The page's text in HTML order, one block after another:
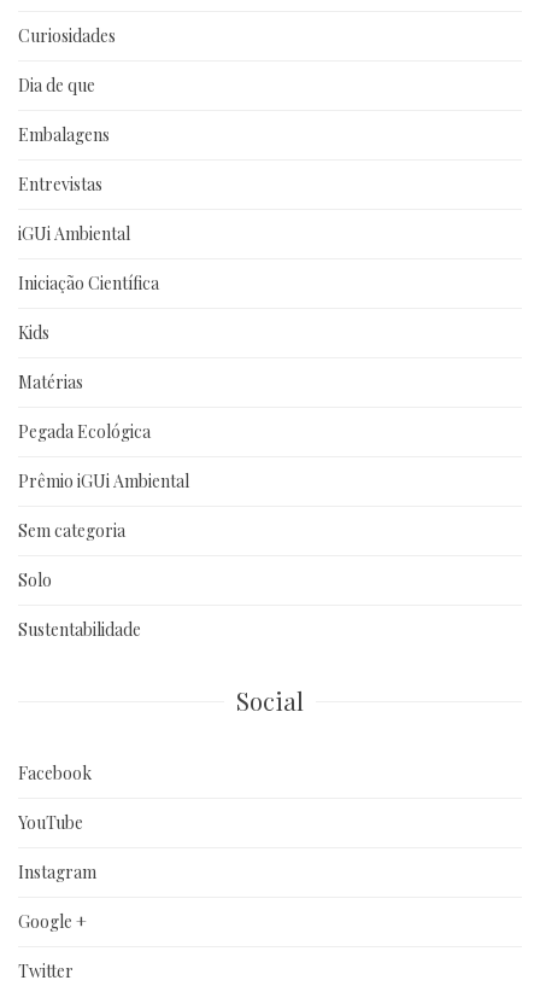
Curiosidades
Dia de que
Embalagens
Entrevistas
iGUi Ambiental
Iniciação Científica
Kids
Matérias
Pegada Ecológica
Prêmio iGUi Ambiental
Sem categoria
Solo
Sustentabilidade
Social
Facebook
YouTube
Instagram
Google +
Twitter